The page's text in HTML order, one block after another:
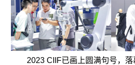
2023 CIIF已画上圆满句号，